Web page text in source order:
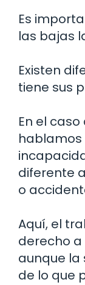
Es
las bajas
Existen
tiene sus
En el
diferente
o
Aquí, el
derecho
aunque la
de lo que